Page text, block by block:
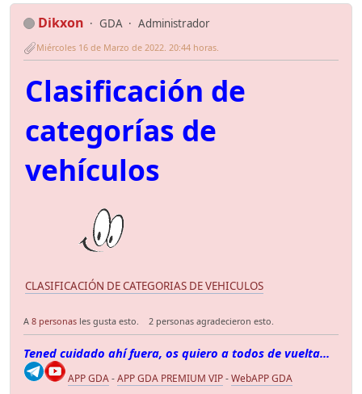
Dikxon GDA Administrador
Miércoles 16 de Marzo de 2022. 20:44 horas.
Clasificación de
categorías de
vehículos
CLASIFICACIÓN DE CATEGORIAS DE VEHICULOS
A 8 personas les gusta esto. 2 personas agradecieron esto.
Tened cuidado ahí fuera, os quiero a todos de vuelta...
APP GDA-APP GDA PREMIUM VIP-WebAPP GDA